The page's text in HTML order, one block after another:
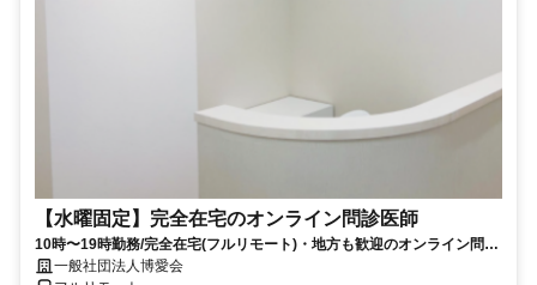
【水曜固定】完全在宅のオンライン問診医師
10時〜19時勤務/完全在宅(フルリモート)・地方も歓迎のオンライン問診
業務一般社団法人博愛会